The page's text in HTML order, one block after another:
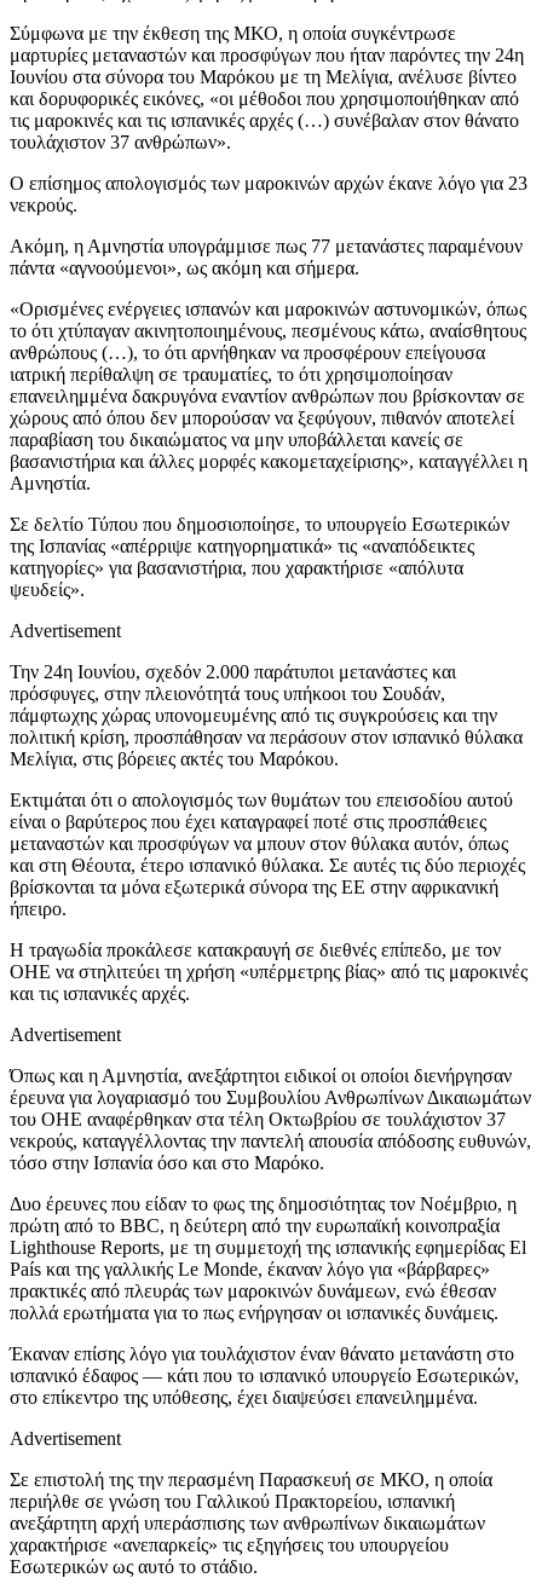
Σύμφωνα με την έκθεση της ΜΚΟ, η οποία συγκέντρωσε
μαρτυρίες μεταναστών και προσφύγων που ήταν παρόντες την 24η
Ιουνίου στα σύνορα του Μαρόκου με τη Μελίγια, ανέλυσε βίντεο
και δορυφορικές εικόνες, «οι μέθοδοι που χρησιμοποιήθηκαν από
τις μαροκινές και τις ισπανικές αρχές (…) συνέβαλαν στον θάνατο
τουλάχιστον 37 ανθρώπων».
Ο επίσημος απολογισμός των μαροκινών αρχών έκανε λόγο για 23
νεκρούς.
Ακόμη, η Αμνηστία υπογράμμισε πως 77 μετανάστες παραμένουν
πάντα «αγνοούμενοι», ως ακόμη και σήμερα.
«Ορισμένες ενέργειες ισπανών και μαροκινών αστυνομικών, όπως
το ότι χτύπαγαν ακινητοποιημένους, πεσμένους κάτω, αναίσθητους
ανθρώπους (…), το ότι αρνήθηκαν να προσφέρουν επείγουσα
ιατρική περίθαλψη σε τραυματίες, το ότι χρησιμοποίησαν
επανειλημμένα δακρυγόνα εναντίον ανθρώπων που βρίσκονταν σε
χώρους από όπου δεν μπορούσαν να ξεφύγουν, πιθανόν αποτελεί
παραβίαση του δικαιώματος να μην υποβάλλεται κανείς σε
βασανιστήρια και άλλες μορφές κακομεταχείρισης», καταγγέλλει η
Αμνηστία.
Σε δελτίο Τύπου που δημοσιοποίησε, το υπουργείο Εσωτερικών
της Ισπανίας «απέρριψε κατηγορηματικά» τις «αναπόδεικτες
κατηγορίες» για βασανιστήρια, που χαρακτήρισε «απόλυτα
ψευδείς».
Advertisement
Την 24η Ιουνίου, σχεδόν 2.000 παράτυποι μετανάστες και
πρόσφυγες, στην πλειονότητά τους υπήκοοι του Σουδάν,
πάμφτωχης χώρας υπονομευμένης από τις συγκρούσεις και την
πολιτική κρίση, προσπάθησαν να περάσουν στον ισπανικό θύλακα
Μελίγια, στις βόρειες ακτές του Μαρόκου.
Εκτιμάται ότι ο απολογισμός των θυμάτων του επεισοδίου αυτού
είναι ο βαρύτερος που έχει καταγραφεί ποτέ στις προσπάθειες
μεταναστών και προσφύγων να μπουν στον θύλακα αυτόν, όπως
και στη Θέουτα, έτερο ισπανικό θύλακα. Σε αυτές τις δύο περιοχές
βρίσκονται τα μόνα εξωτερικά σύνορα της ΕΕ στην αφρικανική
ήπειρο.
Η τραγωδία προκάλεσε κατακραυγή σε διεθνές επίπεδο, με τον
ΟΗΕ να στηλιτεύει τη χρήση «υπέρμετρης βίας» από τις μαροκινές
και τις ισπανικές αρχές.
Advertisement
Όπως και η Αμνηστία, ανεξάρτητοι ειδικοί οι οποίοι διενήργησαν
έρευνα για λογαριασμό του Συμβουλίου Ανθρωπίνων Δικαιωμάτων
του ΟΗΕ αναφέρθηκαν στα τέλη Οκτωβρίου σε τουλάχιστον 37
νεκρούς, καταγγέλλοντας την παντελή απουσία απόδοσης ευθυνών,
τόσο στην Ισπανία όσο και στο Μαρόκο.
Δυο έρευνες που είδαν το φως της δημοσιότητας τον Νοέμβριο, η
πρώτη από το BBC, η δεύτερη από την ευρωπαϊκή κοινοπραξία
Lighthouse Reports, με τη συμμετοχή της ισπανικής εφημερίδας El
País και της γαλλικής Le Monde, έκαναν λόγο για «βάρβαρες»
πρακτικές από πλευράς των μαροκινών δυνάμεων, ενώ έθεσαν
πολλά ερωτήματα για το πως ενήργησαν οι ισπανικές δυνάμεις.
Έκαναν επίσης λόγο για τουλάχιστον έναν θάνατο μετανάστη στο
ισπανικό έδαφος — κάτι που το ισπανικό υπουργείο Εσωτερικών,
στο επίκεντρο της υπόθεσης, έχει διαψεύσει επανειλημμένα.
Advertisement
Σε επιστολή της την περασμένη Παρασκευή σε ΜΚΟ, η οποία
περιήλθε σε γνώση του Γαλλικού Πρακτορείου, ισπανική
ανεξάρτητη αρχή υπεράσπισης των ανθρωπίνων δικαιωμάτων
χαρακτήρισε «ανεπαρκείς» τις εξηγήσεις του υπουργείου
Εσωτερικών ως αυτό το στάδιο.